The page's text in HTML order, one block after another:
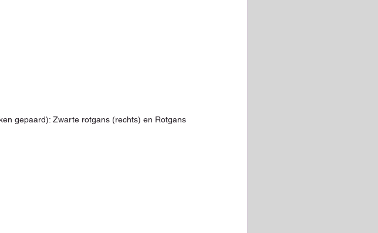
gepaard): Zwarte rotgans (rechts) en Rotgans